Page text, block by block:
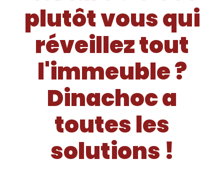
plutôt vous qui
réveillez tout
l'immeuble ?
Dinachoc a
toutes les
solutions !